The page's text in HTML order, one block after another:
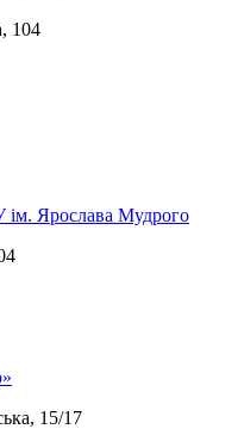
104
Ярослава Мудрого
15/17